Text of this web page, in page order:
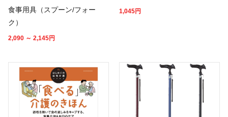
食事用具（スプーン/フォー
ク）
2,090 ～ 2,145円
1,045円